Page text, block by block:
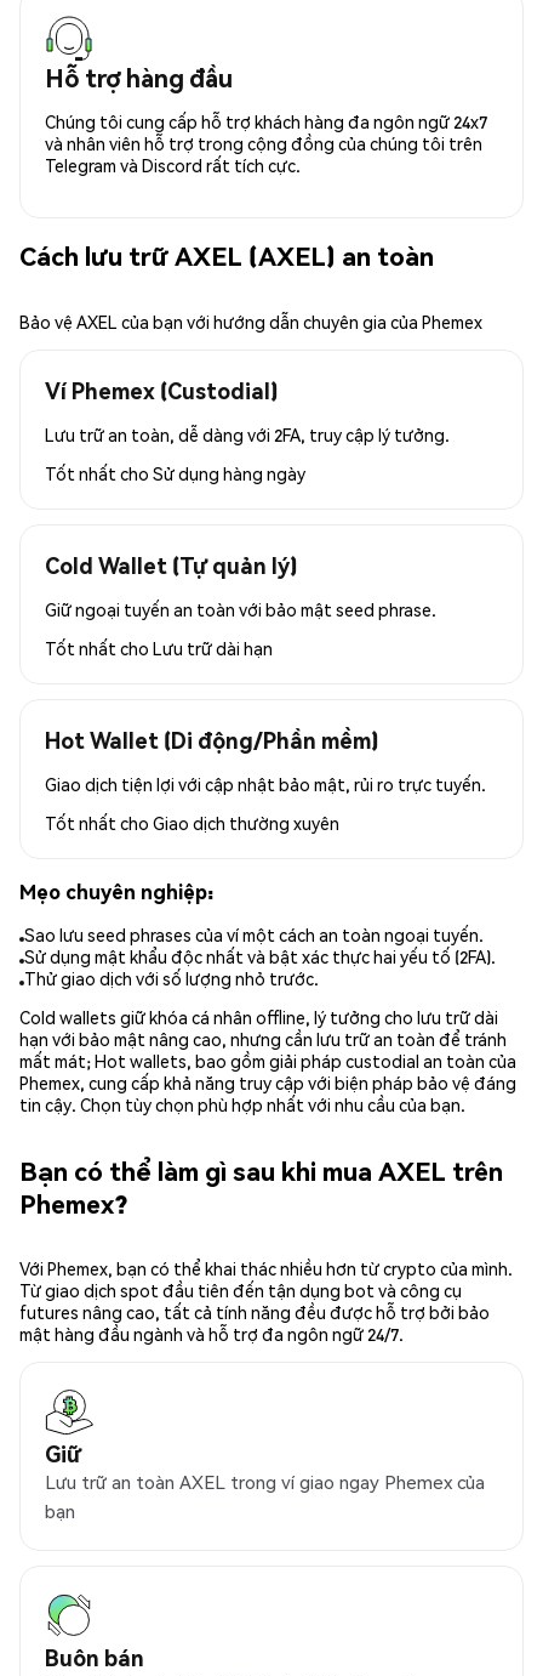
Hỗ trợ hàng đầu
Chúng tôi cung cấp hỗ trợ khách hàng đa ngôn ngữ 24x7
và nhân viên hỗ trợ trong cộng đồng của chúng tôi trên
Telegram và Discord rất tích cực.
Cách lưu trữ AXEL (AXEL) an toàn
Bảo vệ AXEL của bạn với hướng dẫn chuyên gia của Phemex
Ví Phemex (Custodial)
Lưu trữ an toàn, dễ dàng với 2FA, truy cập lý tưởng.
Tốt nhất cho Sử dụng hàng ngày
Cold Wallet (Tự quản lý)
Giữ ngoại tuyến an toàn với bảo mật seed phrase.
Tốt nhất cho Lưu trữ dài hạn
Hot Wallet (Di động/Phần mềm)
Giao dịch tiện lợi với cập nhật bảo mật, rủi ro trực tuyến.
Tốt nhất cho Giao dịch thường xuyên
Mẹo chuyên nghiệp:
Sao lưu seed phrases của ví một cách an toàn ngoại tuyến.
Sử dụng mật khẩu độc nhất và bật xác thực hai yếu tố (2FA).
Thử giao dịch với số lượng nhỏ trước.
Cold wallets giữ khóa cá nhân offline, lý tưởng cho lưu trữ dài
hạn với bảo mật nâng cao, nhưng cần lưu trữ an toàn để tránh
mất mát; Hot wallets, bao gồm giải pháp custodial an toàn của
Phemex, cung cấp khả năng truy cập với biện pháp bảo vệ đáng
tin cậy. Chọn tùy chọn phù hợp nhất với nhu cầu của bạn.
Bạn có thể làm gì sau khi mua AXEL trên
Phemex?
Với Phemex, bạn có thể khai thác nhiều hơn từ crypto của mình.
Từ giao dịch spot đầu tiên đến tận dụng bot và công cụ
futures nâng cao, tất cả tính năng đều được hỗ trợ bởi bảo
mật hàng đầu ngành và hỗ trợ đa ngôn ngữ 24/7.
Giữ
Lưu trữ an toàn AXEL trong ví giao ngay Phemex của
bạn
Buôn bán